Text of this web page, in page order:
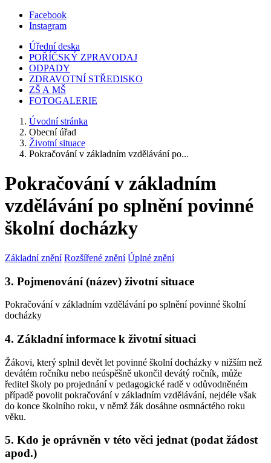
Facebook
Instagram
Úřední deska
POŘÍČSKÝ ZPRAVODAJ
ODPADY
ZDRAVOTNÍ STŘEDISKO
ZŠ A MŠ
FOTOGALERIE
Úvodní stránka
Obecní úřad
Životní situace
Pokračování v základním vzdělávání po...
Pokračování v základním
vzdělávání po splnění povinné
školní docházky
Základní znění Rozšířené znění Úplné znění
3. Pojmenování (název) životní situace
Pokračování v základním vzdělávání po splnění povinné školní
docházky
4. Základní informace k životní situaci
Žákovi, který splnil devět let povinné školní docházky v nižším než
devátém ročníku nebo neúspěšně ukončil devátý ročník, může
ředitel školy po projednání v pedagogické radě v odůvodněném
případě povolit pokračování v základním vzdělávání, nejdéle však
do konce školního roku, v němž žák dosáhne osmnáctého roku
věku.
5. Kdo je oprávněn v této věci jednat (podat žádost
apod.)